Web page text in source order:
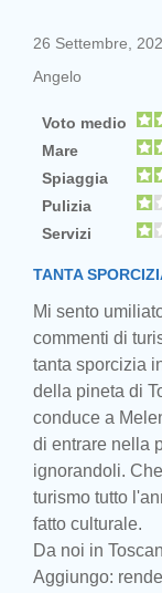
26 Settembre,
Angelo
Voto medio
Mare
Spiaggia
Pulizia
Servizi
TANTA
Mi sento
commenti di
tanta sporcizia
della pineta di
conduce a
di entrare nella
ignorandoli.
turismo tutto
fatto culturale.
Da noi in
Aggiungo: